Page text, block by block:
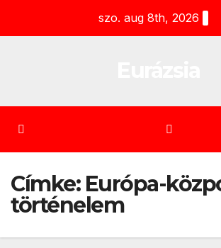
szo. aug 8th, 2026
Címke: Európa-
történelem